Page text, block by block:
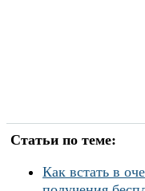
Статьи по теме:
Как встать в